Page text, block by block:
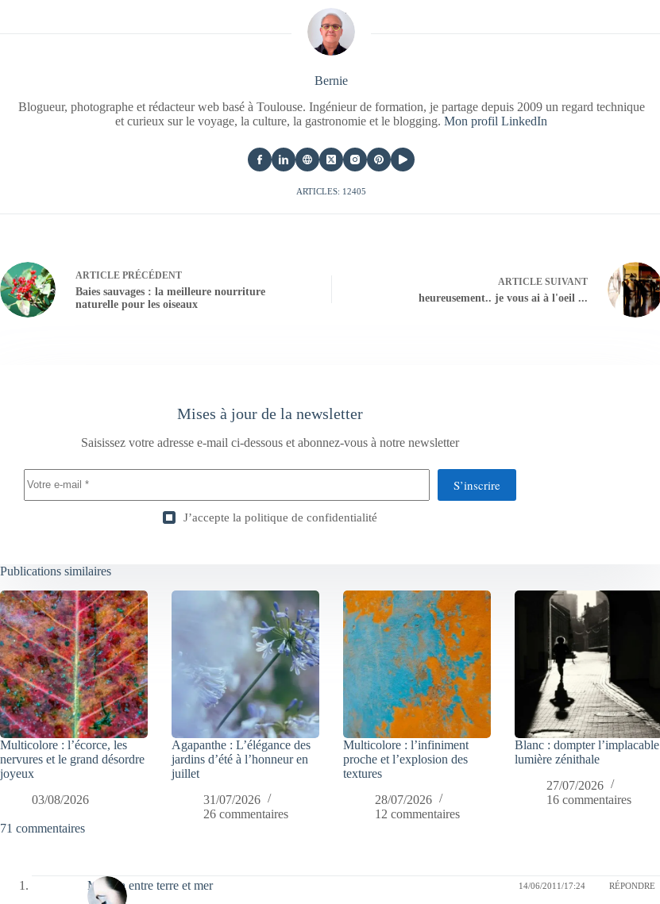
Bernie
Blogueur, photographe et rédacteur web basé à Toulouse. Ingénieur de formation, je partage depuis 2009 un regard technique
et curieux sur le voyage, la culture, la gastronomie et le blogging.Mon profil LinkedIn
ARTICLES: 12405
ARTICLE PRÉCÉDENT
Baies sauvages : la meilleure nourriture
naturelle pour les oiseaux
ARTICLESUIVANT
heureusement.. je vous ai à l'oeil ...
Mises à jour de la newsletter
Saisissez votre adresse e-mail ci-dessous et abonnez-vous à notre newsletter
S’inscrire
J’accepte la politique de confidentialité
Publications similaires
Multicolore : l’écorce, les
nervures et le grand désordre
joyeux
03/08/2026
Agapanthe : L’élégance des
jardins d’été à l’honneur en
juillet
31/07/2026
26 commentaires
Multicolore : l’infiniment
proche et l’explosion des
textures
28/07/2026
12 commentaires
Blanc : dompter l’implacable
lumière zénithale
27/07/2026
16 commentaires
71 commentaires
Monica entre terre et mer 14/06/2011/17:24 RÉPONDRE